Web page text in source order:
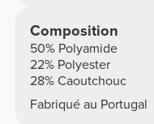
Composition
50% Polyamide
22% Polyester
28% Caoutchouc
Fabriqué au Portugal